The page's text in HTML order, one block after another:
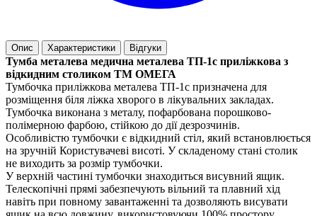
Опис Характеристики Відгуки
Тумба металева медична металева ТП-1с приліжкова з
відкидним столиком ТМ ОМЕГА
Тумбочка приліжкова металева ТП-1с призначена для
розміщення біля ліжка хворого в лікувальних закладах.
Тумбочка виконана з металу, пофарбована порошково-
полімерною фарбою, стійкою до дії дезрозчинів.
Особливістю тумбочки є відкидний стіл, який встановлюється
на зручній Користувачеві висоті. У складеному стані столик
не виходить за розмір тумбочки.
У верхній частині тумбочки знаходиться висувний ящик.
Телескопічні прямі забезпечують вільний та плавний хід
навіть при повному завантаженні та дозволяють висувати